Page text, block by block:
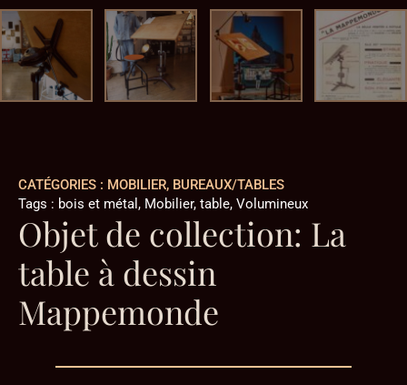
CATÉGORIES : MOBILIER, BUREAUX/TABLES
Tags : bois et métal , Mobilier, table, Volumineux
Objet de collection: La
table à dessin
Mappemonde